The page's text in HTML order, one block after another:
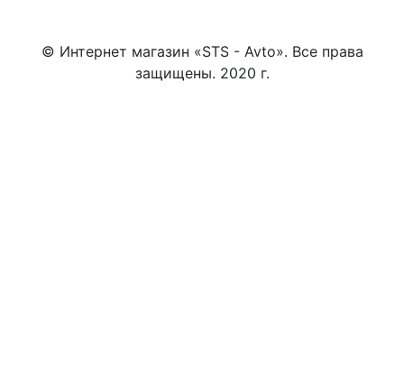
© Интернет магазин «STS - Avto». Все права
защищены. 2020 г.